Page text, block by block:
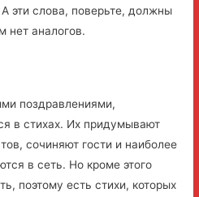
эти слова, поверьте, должны
нет аналогов.
поздравлениями,
в стихах. Их придумывают
сочиняют гости и наиболее
в сеть. Но кроме этого
поэтому есть стихи, которых